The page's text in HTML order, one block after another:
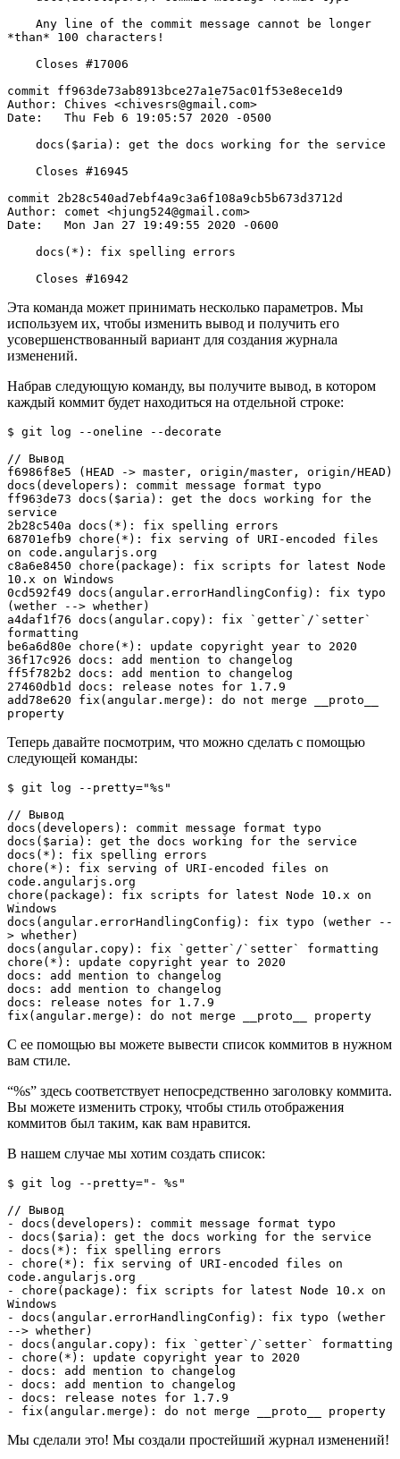
*than* 100 characters!
commit ff963de73ab8913bce27a1e75ac01f53e8ece1d9
Author: Chives <chivesrs@gmail.com>
Date:   Thu Feb 6 19:05:57 2020 -0500
commit 2b28c540ad7ebf4a9c3a6f108a9cb5b673d3712d
Author: comet <hjung524@gmail.com>
Date:   Mon Jan 27 19:49:55 2020 -0600
    Closes #16942
Эта команда может принимать несколько параметров. Мы
используем их, чтобы изменить вывод и получить его
усовершенствованный вариант для создания журнала
изменений.
Набрав следующую команду, вы получите вывод, в котором
каждый коммит будет находиться на отдельной строке:
$ git log --oneline --decorate
// Вывод
f6986f8e5 (HEAD -> master, origin/master, origin/HEAD)
docs(developers): commit message format typo
ff963de73 docs($aria): get the docs working for the
service
2b28c540a docs(*): fix spelling errors
68701efb9 chore(*): fix serving of URI-encoded files
on code.angularjs.org
c8a6e8450 chore(package): fix scripts for latest Node
10.x on Windows
0cd592f49 docs(angular.errorHandlingConfig): fix typo
(wether --> whether)
a4daf1f76 docs(angular.copy): fix `getter`/`setter`
formatting
be6a6d80e chore(*): update copyright year to 2020
36f17c926 docs: add mention to changelog
ff5f782b2 docs: add mention to changelog
27460db1d docs: release notes for 1.7.9
add78e620 fix(angular.merge): do not merge __proto__
property
Теперь давайте посмотрим, что можно сделать с помощью
следующей команды:
$ git log --pretty="%s"
// Вывод
docs(developers): commit message format typo
docs($aria): get the docs working for the service
docs(*): fix spelling errors
chore(*): fix serving of URI-encoded files on
code.angularjs.org
chore(package): fix scripts for latest Node 10.x on
Windows
docs(angular.errorHandlingConfig): fix typo (wether --
> whether)
docs(angular.copy): fix `getter`/`setter` formatting
chore(*): update copyright year to 2020
docs: add mention to changelog
docs: add mention to changelog
docs: release notes for 1.7.9
fix(angular.merge): do not merge __proto__ property
С ее помощью вы можете вывести список коммитов в нужном
вам стиле.
“%s” здесь соответствует непосредственно заголовку коммита.
Вы можете изменить строку, чтобы стиль отображения
коммитов был таким, как вам нравится.
В нашем случае мы хотим создать список:
$ git log --pretty="- %s"
// Вывод
- docs(developers): commit message format typo
- docs($aria): get the docs working for the service
- docs(*): fix spelling errors
- chore(*): fix serving of URI-encoded files on
code.angularjs.org
- chore(package): fix scripts for latest Node 10.x on
Windows
- docs(angular.errorHandlingConfig): fix typo (wether
--> whether)
- docs(angular.copy): fix `getter`/`setter` formatting
- chore(*): update copyright year to 2020
- docs: add mention to changelog
- docs: add mention to changelog
- docs: release notes for 1.7.9
- fix(angular.merge): do not merge __proto__ property
Мы сделали это! Мы создали простейший журнал изменений!